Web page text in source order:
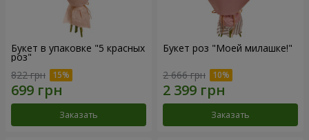
Букет в упаковке "5 красных
роз"
822 грн
Заказать
Букет роз "Моей милашке!"
2 666 грн
Заказать